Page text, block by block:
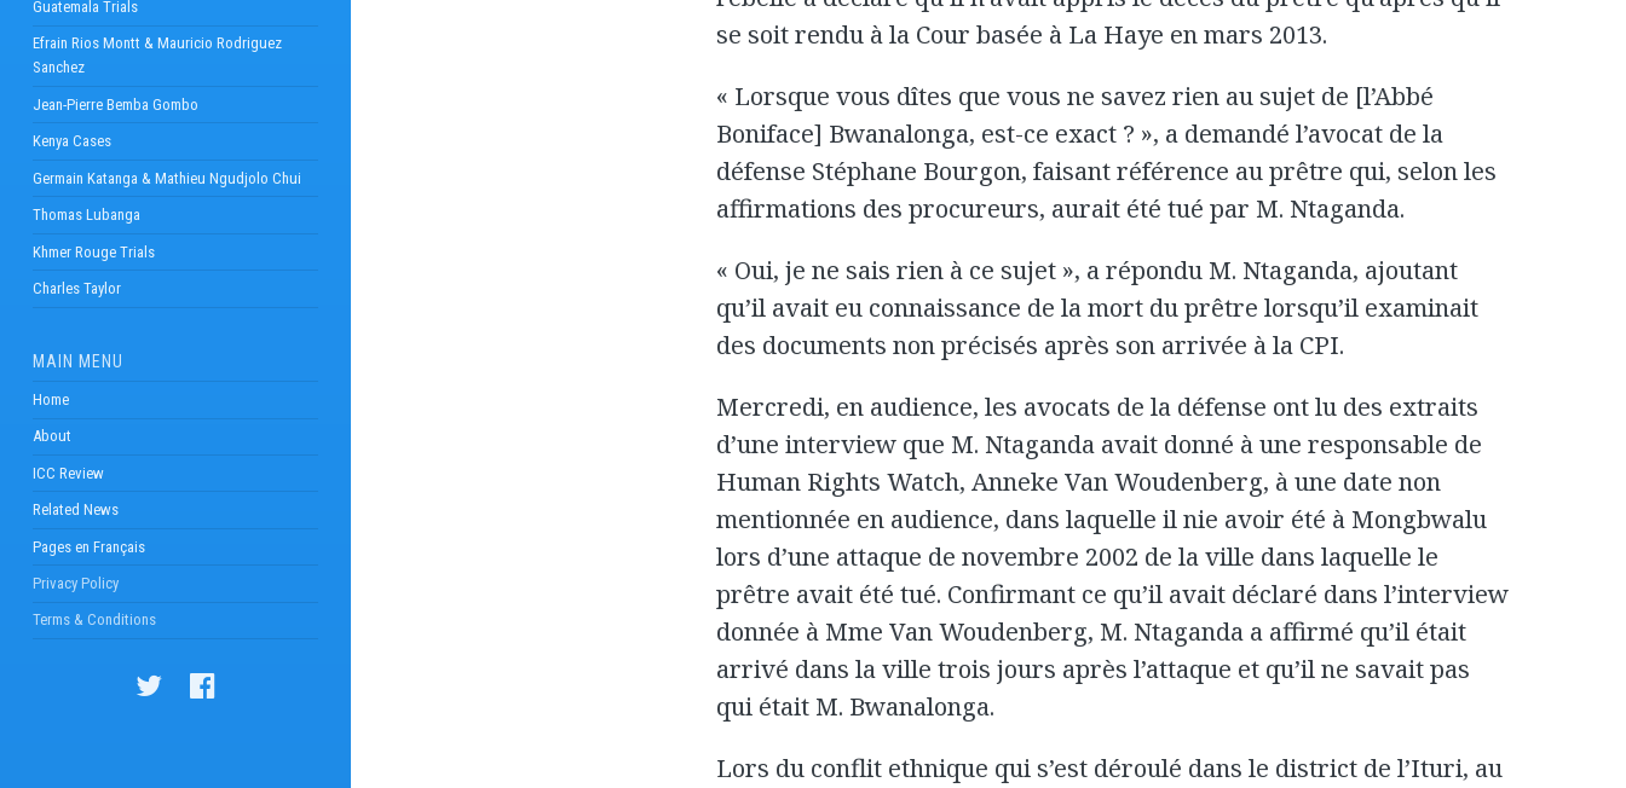
Guatemala Trials
Efrain Rios Montt & Mauricio Rodriguez
Sanchez
Jean-Pierre Bemba Gombo
Kenya Cases
Germain Katanga & Mathieu Ngudjolo Chui
Thomas Lubanga
Khmer Rouge Trials
Charles Taylor
MAIN MENU
Home
About
ICC Review
Related News
Pages en Français
Privacy Policy
Terms & Conditions
se soit rendu à la Cour basée à La Haye en mars 2013.
« Lorsque vous dîtes que vous ne savez rien au sujet de [l’Abbé
Boniface] Bwanalonga, est-ce exact ? », a demandé l’avocat de la
défense Stéphane Bourgon, faisant référence au prêtre qui, selon les
affirmations des procureurs, aurait été tué par M. Ntaganda.
« Oui, je ne sais rien à ce sujet », a répondu M. Ntaganda, ajoutant
qu’il avait eu connaissance de la mort du prêtre lorsqu’il examinait
des documents non précisés après son arrivée à la CPI.
Mercredi, en audience, les avocats de la défense ont lu des extraits
d’une interview que M. Ntaganda avait donné à une responsable de
Human Rights Watch, Anneke Van Woudenberg, à une date non
mentionnée en audience, dans laquelle il nie avoir été à Mongbwalu
lors d’une attaque de novembre 2002 de la ville dans laquelle le
prêtre avait été tué. Confirmant ce qu’il avait déclaré dans l’interview
donnée à Mme Van Woudenberg, M. Ntaganda a affirmé qu’il était
arrivé dans la ville trois jours après l’attaque et qu’il ne savait pas
qui était M. Bwanalonga.
Lors du conflit ethnique qui s’est déroulé dans le district de l’Ituri, au